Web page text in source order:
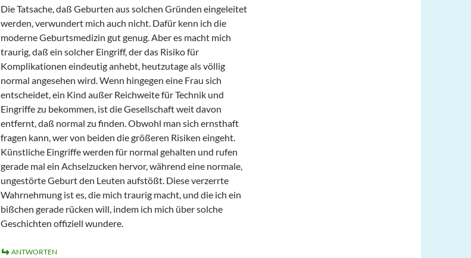
Die Tatsache, daß Geburten aus solchen Gründen eingeleitet
werden, verwundert mich auch nicht. Dafür kenn ich die
moderne Geburtsmedizin gut genug. Aber es macht mich
traurig, daß ein solcher Eingriff, der das Risiko für
Komplikationen eindeutig anhebt, heutzutage als völlig
normal angesehen wird. Wenn hingegen eine Frau sich
entscheidet, ein Kind außer Reichweite für Technik und
Eingriffe zu bekommen, ist die Gesellschaft weit davon
entfernt, daß normal zu finden. Obwohl man sich ernsthaft
fragen kann, wer von beiden die größeren Risiken eingeht.
Künstliche Eingriffe werden für normal gehalten und rufen
gerade mal ein Achselzucken hervor, während eine normale,
ungestörte Geburt den Leuten aufstößt. Diese verzerrte
Wahrnehmung ist es, die mich traurig macht, und die ich ein
bißchen gerade rücken will, indem ich mich über solche
Geschichten offiziell wundere.
ANTWORTEN